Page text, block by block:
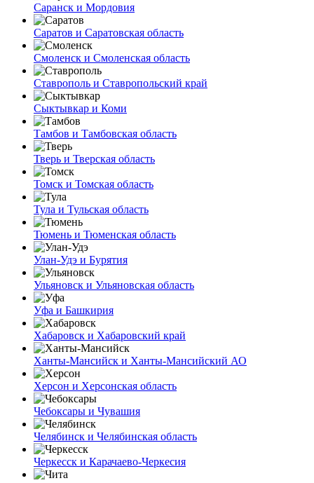
Саранск и Мордовия
Саратов и Саратовская область
Смоленск и Смоленская область
Ставрополь и Ставропольский край
Сыктывкар и Коми
Тамбов и Тамбовская область
Тверь и Тверская область
Томск и Томская область
Тула и Тульская область
Тюмень и Тюменская область
Улан-Удэ и Бурятия
Ульяновск и Ульяновская область
Уфа и Башкирия
Хабаровск и Хабаровский край
Ханты-Мансийск и Ханты-Мансийский АО
Херсон и Херсонская область
Чебоксары и Чувашия
Челябинск и Челябинская область
Черкесск и Карачаево-Черкесия